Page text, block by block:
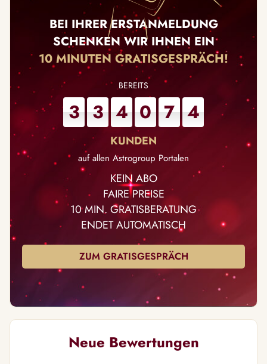
BEI IHRER ERSTANMELDUNG
SCHENKEN WIR IHNEN EIN
10 MINUTEN GRATISGESPRÄCH!
3 3 4 0 7 4
auf allen Astrogroup Portalen
KEIN ABO
FAIRE PREISE
10 MIN. GRATISBERATUNG
ENDET AUTOMATISCH
ZUM GRATISGESPRÄCH
Neue Bewertungen